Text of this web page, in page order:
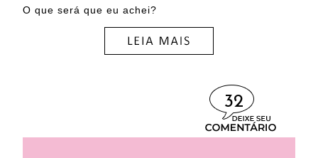
O que será que eu achei?
32